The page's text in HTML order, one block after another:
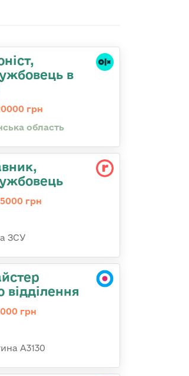
в
грн
область
грн
ЗСУ
відділення
грн
А3130